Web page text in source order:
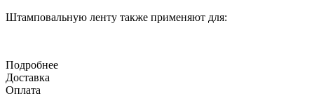
Штамповальную ленту также применяют для:
Подробнее
Доставка
Оплата